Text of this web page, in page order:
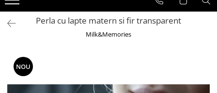
Brățări șnur
Charm-uri
Cercei argint
Inele
Inele aur
Perla cu lapte matern si fir transparent
Milk&Memories
NOU